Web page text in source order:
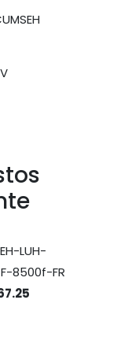
LUH-
8500f-FR